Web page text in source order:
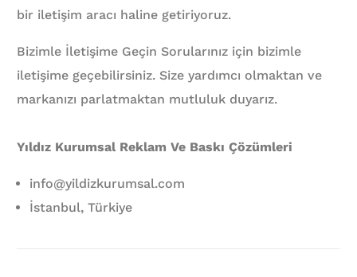
bir iletişim aracı haline getiriyoruz.
Bizimle İletişime Geçin Sorularınız için bizimle
iletişime geçebilirsiniz. Size yardımcı olmaktan ve
markanızı parlatmaktan mutluluk duyarız.
Yıldız Kurumsal Reklam Ve Baskı Çözümleri
info@yildizkurumsal.com
İstanbul, Türkiye